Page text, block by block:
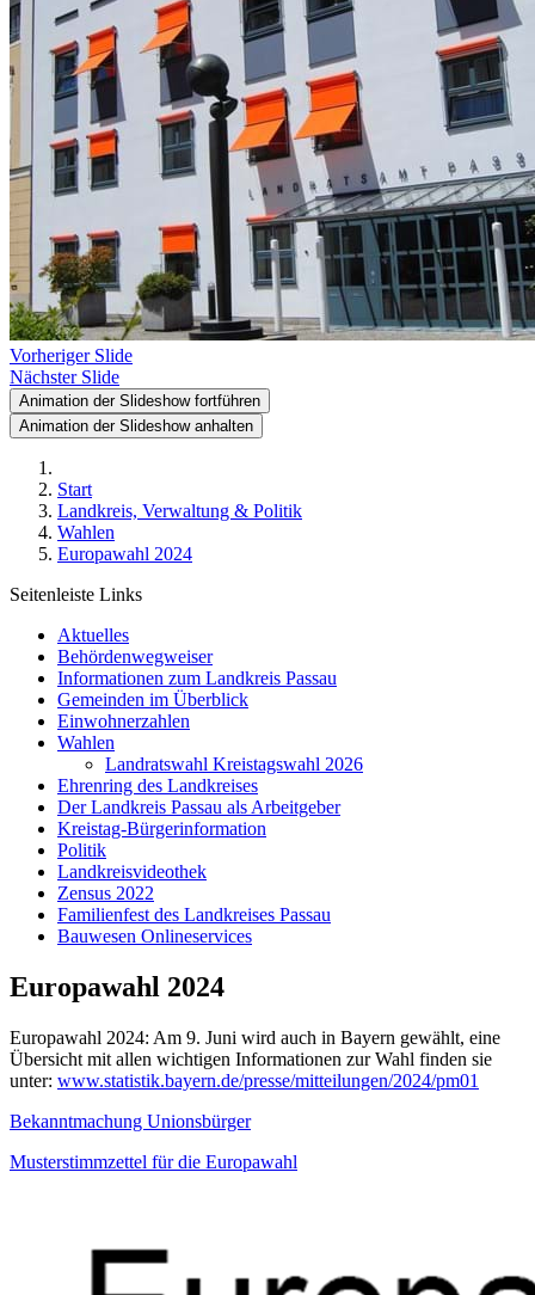
Vorheriger Slide
Nächster Slide
Animation der Slideshow fortführen
Animation der Slideshow anhalten
Start
Landkreis, Verwaltung & Politik
Wahlen
Europawahl 2024
Seitenleiste Links
Aktuelles
Behördenwegweiser
Informationen zum Landkreis Passau
Gemeinden im Überblick
Einwohnerzahlen
Wahlen
Landratswahl Kreistagswahl 2026
Ehrenring des Landkreises
Der Landkreis Passau als Arbeitgeber
Kreistag-Bürgerinformation
Politik
Landkreisvideothek
Zensus 2022
Familienfest des Landkreises Passau
Bauwesen Onlineservices
Europawahl 2024
Europawahl 2024: Am 9. Juni wird auch in Bayern gewählt, eine
Übersicht mit allen wichtigen Informationen zur Wahl finden sie
unter: www.statistik.bayern.de/presse/mitteilungen/2024/pm01
Bekanntmachung Unionsbürger
Musterstimmzettel für die Europawahl